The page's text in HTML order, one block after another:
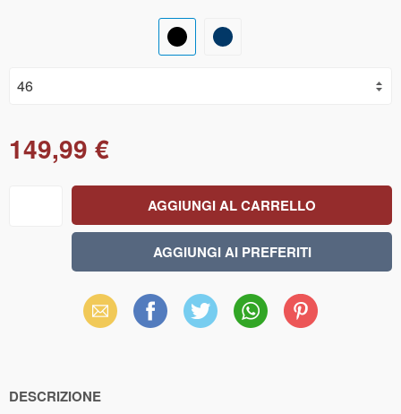
149,99 €
Email Facebook X WhatsAppPinterest
DESCRIZIONE